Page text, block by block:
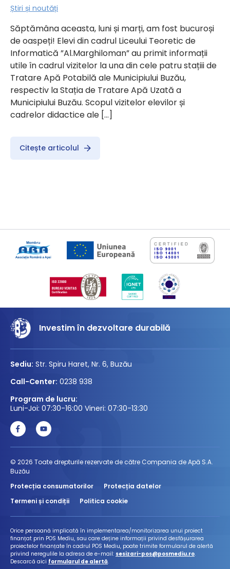
Știri și noutăți
Săptămâna aceasta, luni și marți, am fost bucuroși
de oaspeți! Elevi din cadrul Liceului Teoretic de
Informatică ”Al.Marghiloman” au primit informații
utile în cadrul vizitelor la una din cele patru stațiii de
Tratare Apă Potabilă ale Municipiului Buzău,
respectiv la Stația de Tratare Apă Uzată a
Municipiului Buzău. Scopul vizitelor elevilor și
cadrelor didactice ale […]
Citește articolul
Investim în dezvoltare durabilă
Sediu: Str. Spiru Haret, Nr. 6, Buzău
Call-Center: 0238 938
Program de lucru:
Luni-Joi: 07:30-16:00 Vineri: 07:30-13:30
© 2026 Toate drepturile rezervate de către Compania de Apă S.A.
Buzău
Protecția consumatorilor
Protecția datelor
Termeni și condiții
Politica cookie
Orice persoană implicată în implementarea/monitorizarea unui proiect
finanțat prin POS Mediu, sau care deține informații privind desfășurarea
proiectelor finanțate în cadrul POS Mediu, poate trimite formularul de alertă
privind neregulile la adresa de e-mail: sesizari-pos@posmediu.ro.
Descarcă aici formularul de alertă.